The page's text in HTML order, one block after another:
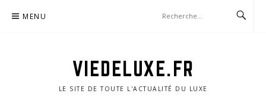
MENU
VIEDELUXE.FR
LE SITE DE TOUTE L'ACTUALITÉ DU LUXE